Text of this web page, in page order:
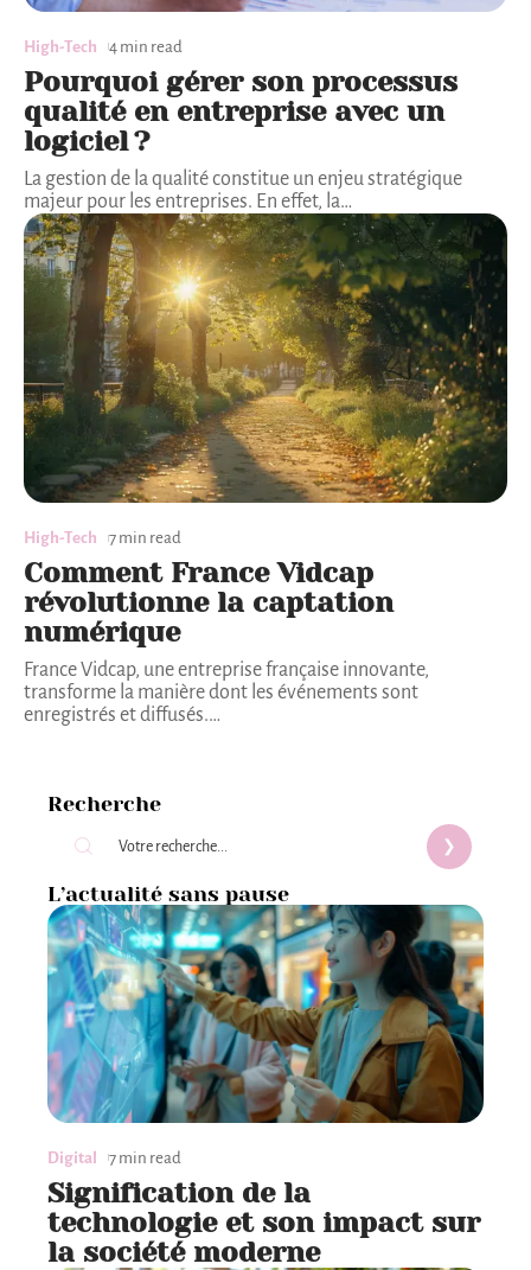
High-Tech 4 min read
Pourquoi gérer son processus
qualité en entreprise avec un
logiciel ?
La gestion de la qualité constitue un enjeu stratégique
majeur pour les entreprises. En effet, la…
High-Tech 7 min read
Comment France Vidcap
révolutionne la captation
numérique
France Vidcap, une entreprise française innovante,
transforme la manière dont les événements sont
enregistrés et diffusés.…
Recherche
L’actualité sans pause
Digital 7 min read
Signification de la
technologie et son impact sur
la société moderne